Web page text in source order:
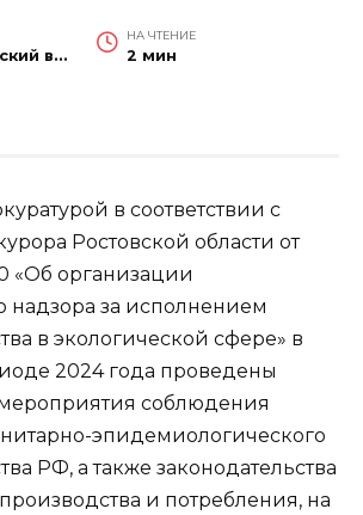
Красносулинский вестник
НА ЧТЕНИЕ
2 мин
в соответствии с
Ростовской области от
«Об организации
надзора за исполнением
в экологической сфере» в
2024 года проведены
соблюдения
эпидемиологического
РФ, а также законодательства
и потребления, на